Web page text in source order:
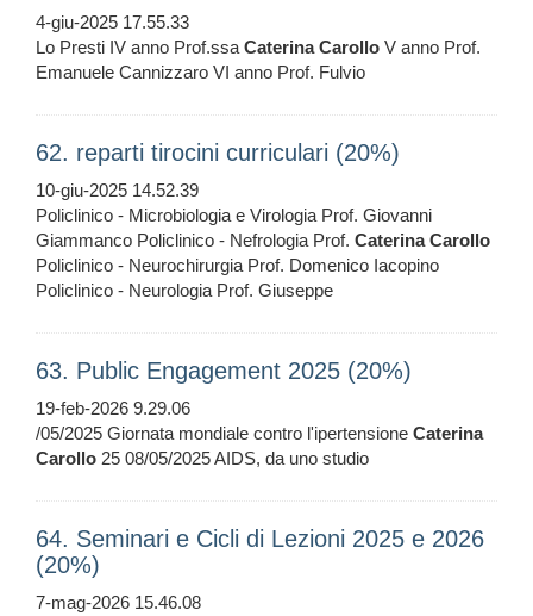
4-giu-2025 17.55.33
Lo Presti IV anno Prof.ssaCaterina Carollo V anno Prof.
Emanuele Cannizzaro VI anno Prof. Fulvio
62. reparti tirocini curriculari (20%)
10-giu-2025 14.52.39
Policlinico - Microbiologia e Virologia Prof. Giovanni
Giammanco Policlinico - Nefrologia Prof. Caterina Carollo
Policlinico - Neurochirurgia Prof. Domenico Iacopino
Policlinico - Neurologia Prof. Giuseppe
63. Public Engagement 2025 (20%)
19-feb-2026 9.29.06
/05/2025 Giornata mondiale contro l'ipertensione Caterina
Carollo 25 08/05/2025 AIDS, da uno stu­dio
64. Seminari e Cicli di Lezioni 2025 e 2026
(20%)
7-mag-2026 15.46.08